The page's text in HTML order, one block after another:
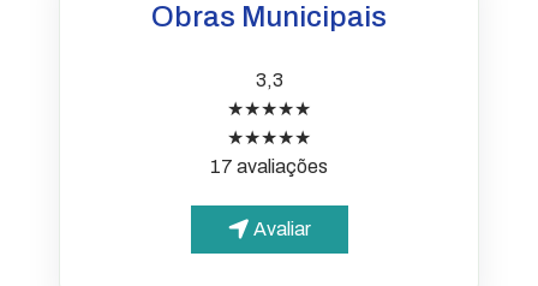
Obras Municipais
3,3
★★★★★
★★★★★
17 avaliações
Avaliar